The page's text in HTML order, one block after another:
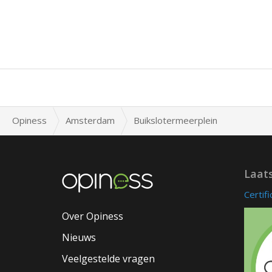
Opiness Amsterdam Buikslotermeerplein
Over Opiness
Nieuws
Veelgestelde vragen